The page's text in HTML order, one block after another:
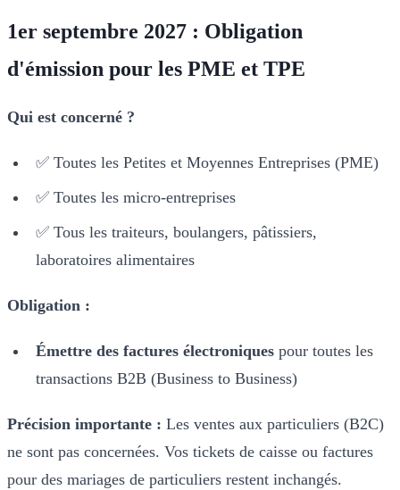
1er septembre 2027 : Obligation
d'émission pour les PME et TPE
Qui est concerné ?
✅ Toutes les Petites et Moyennes Entreprises (PME)
✅ Toutes les micro-entreprises
✅ Tous les traiteurs, boulangers, pâtissiers,
laboratoires alimentaires
Obligation :
Émettre des factures électroniques pour toutes les
transactions B2B (Business to Business)
Précision importante : Les ventes aux particuliers (B2C)
ne sont pas concernées. Vos tickets de caisse ou factures
pour des mariages de particuliers restent inchangés.